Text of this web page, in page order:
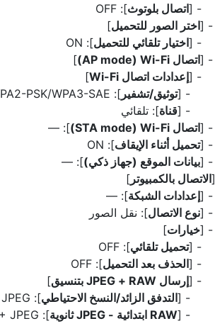
[اتصال بلوتوث]: OFF
[اختر الصور للتحميل]
[اختيار تلقائي للتحميل]: ON
[اتصال Wi-Fi‏ (AP mode)
]
[إعدادات اتصال Wi-Fi
]
[توثيق/تشفير ]: WPA2-PSK/WPA3-SAE
[قناة]: تلقائي
[اتصال Wi-Fi‏ (STA mode)
]: —
[تحميل أثناء الإيقاف]: ON
[بيانات الموقع (جهاز ذكي)]: —
[الاتصال بالكمبيوتر ]
[إعدادات الشبكة]: —
[نوع الاتصال]: نقل الصور
[خيارات]
[تحميل تلقائي]: OFF
[الحذف بعد التحميل]: OFF
[إرسال RAW‏ + JPEG بتنسيق
]
[التدفق الزائد/النسخ الاحتياطي]: RAW + JPEG
[RAW ابتدائية - JPEG ثانوية
]: RAW + JPEG